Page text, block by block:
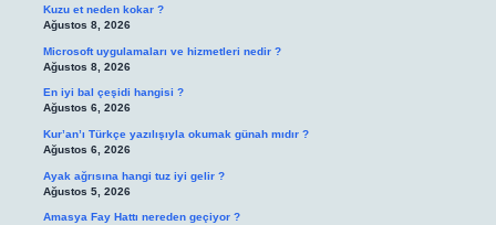
Kuzu et neden kokar ?
Ağustos 8, 2026
Microsoft uygulamaları ve hizmetleri nedir ?
Ağustos 8, 2026
En iyi bal çeşidi hangisi ?
Ağustos 6, 2026
Kur’an’ı Türkçe yazılışıyla okumak günah mıdır ?
Ağustos 6, 2026
Ayak ağrısına hangi tuz iyi gelir ?
Ağustos 5, 2026
Amasya Fay Hattı nereden geçiyor ?